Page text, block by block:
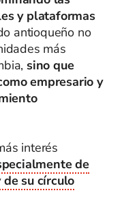
y plataformas
antioqueño no
más
sino que
empresario y
interés
de
su círculo